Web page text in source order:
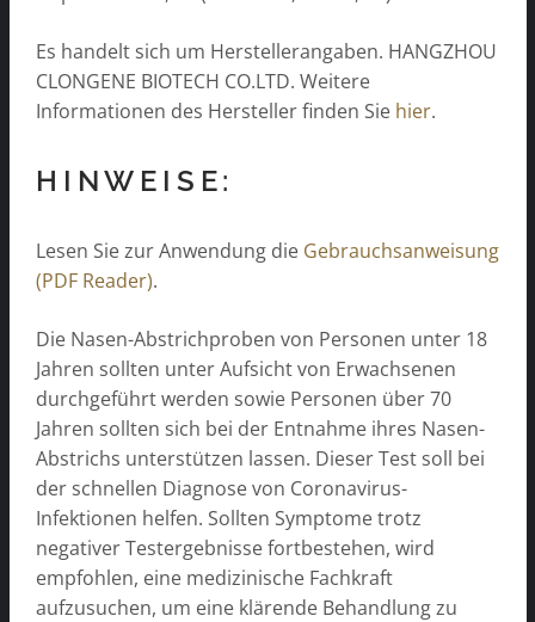
Es handelt sich um Herstellerangaben. HANGZHOU
CLONGENE BIOTECH CO.LTD. Weitere
Informationen des Hersteller finden Sie hier.
HINWEISE:
Lesen Sie zur Anwendung die Gebrauchsanweisung
(PDF Reader).
Die Nasen-Abstrichproben von Personen unter 18
Jahren sollten unter Aufsicht von Erwachsenen
durchgeführt werden sowie Personen über 70
Jahren sollten sich bei der Entnahme ihres Nasen-
Abstrichs unterstützen lassen. Dieser Test soll bei
der schnellen Diagnose von Coronavirus-
Infektionen helfen. Sollten Symptome trotz
negativer Testergebnisse fortbestehen, wird
empfohlen, eine medizinische Fachkraft
aufzusuchen, um eine klärende Behandlung zu